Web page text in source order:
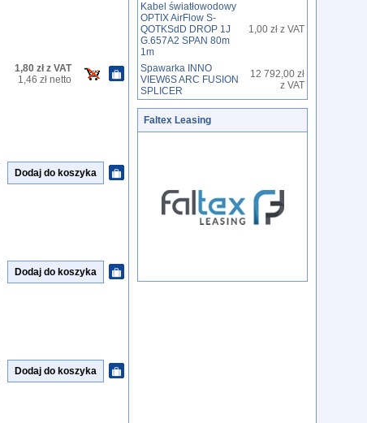
1,80 zł z VAT
1,46 zł netto
Kabel światłowodowy
OPTIX AirFlow S-
QOTKSdD DROP 1J
G.657A2 SPAN 80m
1m
1,00 zł z VAT
Spawarka INNO
VIEW6S ARC FUSION
SPLICER
12 792,00 zł
z VAT
Faltex Leasing